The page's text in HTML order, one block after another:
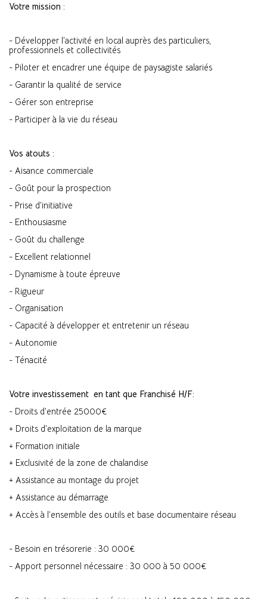
Votre mission :
- Développer l’activité en local auprès des particuliers,
professionnels et collectivités
- Piloter et encadrer une équipe de paysagiste salariés
- Garantir la qualité de service
- Gérer son entreprise
- Participer à la vie du réseau
Vos atouts :
- Aisance commerciale
- Goût pour la prospection
- Prise d’initiative
- Enthousiasme
- Goût du challenge
- Excellent relationnel
- Dynamisme à toute épreuve
- Rigueur
- Organisation
- Capacité à développer et entretenir un réseau
- Autonomie
- Ténacité
Votre investissement en tant que Franchisé H/F:
- Droits d’entrée 25000€
+ Droits d’exploitation de la marque
+ Formation initiale
+ Exclusivité de la zone de chalandise
+ Assistance au montage du projet
+ Assistance au démarrage
+ Accès à l’ensemble des outils et base documentaire réseau
- Besoin en trésorerie : 30 000€
- Apport personnel nécessaire : 30 000 à 50 000€